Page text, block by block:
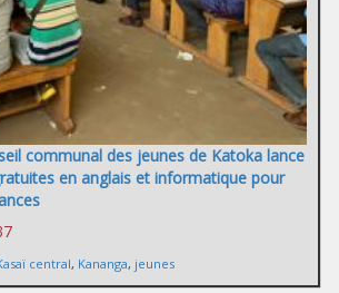
communal des jeunes de Katoka lance
en anglais et informatique pour
central, Kananga, jeunes